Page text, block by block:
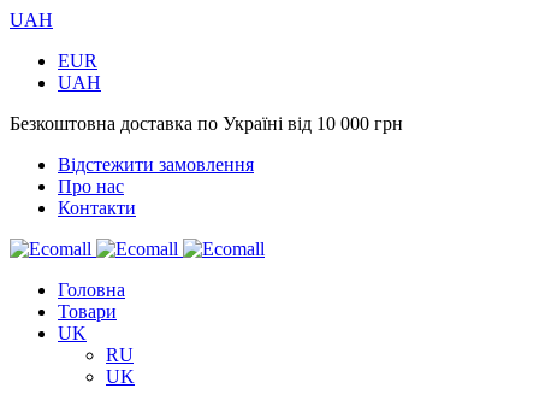
UAH
EUR
UAH
Безкоштовна доставка по Україні від 10 000 грн
Відстежити замовлення
Про нас
Контакти
Головна
Товари
UK
RU
UK